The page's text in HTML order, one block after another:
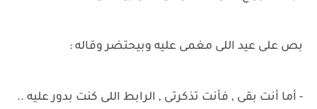
بص على عيد اللى مغمى عليه وبيحتضر وقاله :
- أما أنت بقى , فأنت تذكرتى , الرابط اللى كنت بدور عليه ..